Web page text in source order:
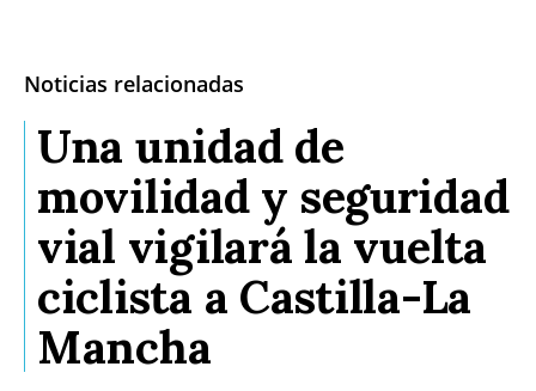
Noticias relacionadas
Una unidad de
movilidad y seguridad
vial vigilará la vuelta
ciclista a Castilla-La
Mancha